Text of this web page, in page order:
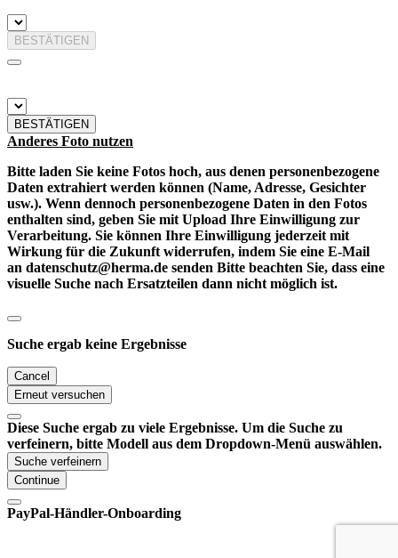
BESTÄTIGEN
BESTÄTIGEN
Anderes Foto nutzen
Bitte laden Sie keine Fotos hoch, aus denen personenbezogene
Daten extrahiert werden können (Name, Adresse, Gesichter
usw.). Wenn dennoch personenbezogene Daten in den Fotos
enthalten sind, geben Sie mit Upload Ihre Einwilligung zur
Verarbeitung. Sie können Ihre Einwilligung jederzeit mit
Wirkung für die Zukunft widerrufen, indem Sie eine E-Mail
an datenschutz@herma.de senden Bitte beachten Sie, dass eine
visuelle Suche nach Ersatzteilen dann nicht möglich ist.
Suche ergab keine Ergebnisse
Cancel
Erneut versuchen
Diese Suche ergab zu viele Ergebnisse. Um die Suche zu
verfeinern, bitte Modell aus dem Dropdown-Menü auswählen.
Suche verfeinern
Continue
PayPal-Händler-Onboarding